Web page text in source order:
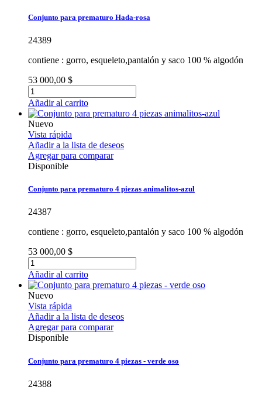
Conjunto para prematuro Hada-rosa
24389
contiene : gorro, esqueleto,pantalón y saco 100 % algodón
53 000,00 $
Añadir al carrito
Nuevo
Vista rápida
Añadir a la lista de deseos
Agregar para comparar
Disponible
Conjunto para prematuro 4 piezas animalitos-azul
24387
contiene : gorro, esqueleto,pantalón y saco 100 % algodón
53 000,00 $
Añadir al carrito
Nuevo
Vista rápida
Añadir a la lista de deseos
Agregar para comparar
Disponible
Conjunto para prematuro 4 piezas - verde oso
24388